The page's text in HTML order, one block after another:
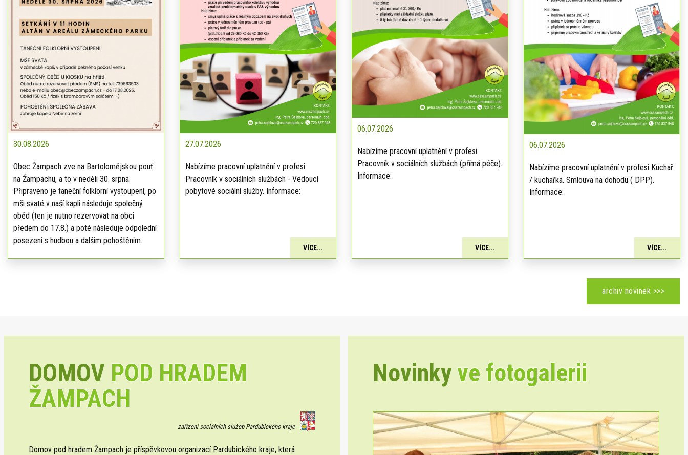
30.08.2026
Obec Žampach zve na Bartolomějskou pouť
na Žampachu, a to v neděli 30. srpna.
Připraveno je taneční folklorní vystoupení, po
mši svaté v naší kapli následuje společný
oběd (ten je nutno rezervovat na obci
předem do 17.8.) a poté následuje odpolední
posezení s hudbou a dalším pohoštěním.
27.07.2026
Nabízíme pracovní uplatnění v profesi
Pracovník v sociálních službách - Vedoucí
pobytové sociální služby. Informace:
VÍCE...
06.07.2026
Nabízíme pracovní uplatnění v profesi
Pracovník v sociálních službách (přímá péče).
Informace:
VÍCE...
06.07.2026
Nabízíme pracovní uplatnění v profesi Kuchař
/ kuchařka. Smlouva na dohodu ( DPP).
Informace:
VÍCE...
archiv novinek >>>
DOMOV POD HRADEM
ŽAMPACH
zařízení sociálních služeb Pardubického kraje
Domov pod hradem Žampach je příspěvkovou organizací Pardubického kraje, která
Novinkyve fotogalerii